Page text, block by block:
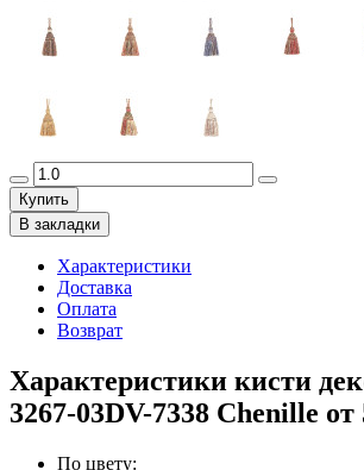
Купить
В закладки
Характеристики
Доставка
Оплата
Возврат
Характеристики кисти
3267-03DV-7338 Chenille от
По цвету: